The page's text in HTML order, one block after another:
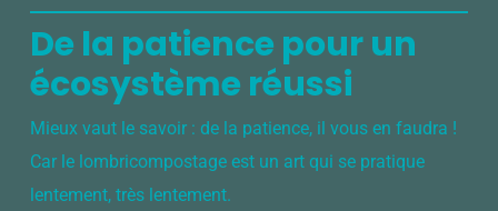
De la patience pour un
écosystème réussi
Mieux vaut le savoir : de la patience, il vous en faudra !
Car le lombricompostage est un art qui se pratique
lentement, très lentement.